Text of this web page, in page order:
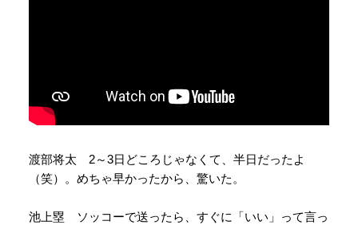
渡部将太 2～3日どころじゃなくて、半日だったよ
（笑）。めちゃ早かったから、驚いた。
池上塁 ソッコーで送ったら、すぐに「いい」って言っ